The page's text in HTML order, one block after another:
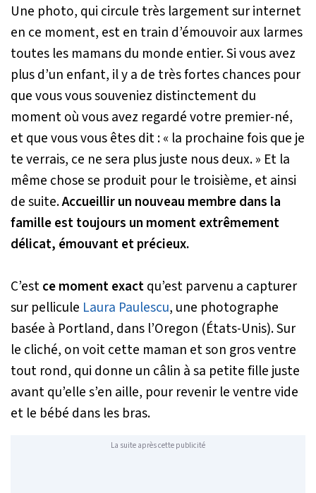
Une photo, qui circule très largement sur internet
en ce moment, est en train d’émouvoir aux larmes
toutes les mamans du monde entier. Si vous avez
plus d’un enfant, il y a de très fortes chances pour
que vous vous souveniez distinctement du
moment où vous avez regardé votre premier-né,
et que vous vous êtes dit :« la prochaine fois que je
te verrais, ce ne sera plus juste nous deux. » Et la
même chose se produit pour le troisième, et ainsi
de suite.Accueillir un nouveau membre dans la
famille est toujours un moment extrêmement
délicat, émouvant et précieux.
C’estce moment exactqu’est parvenu a capturer
sur pellicule Laura Paulescu, une photographe
basée à Portland, dans l’Oregon (États-Unis). Sur
le cliché, on voit cette maman et son gros ventre
tout rond, qui donne un câlin à sa petite fille juste
avant qu’elle s’en aille, pour revenir le ventre vide
et le bébé dans les bras.
La suite après cette publicité